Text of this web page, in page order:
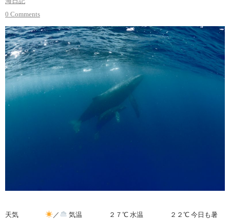
0 Comments
天気 ／
気温 ２７℃ 水温 ２２℃ 今日も暑